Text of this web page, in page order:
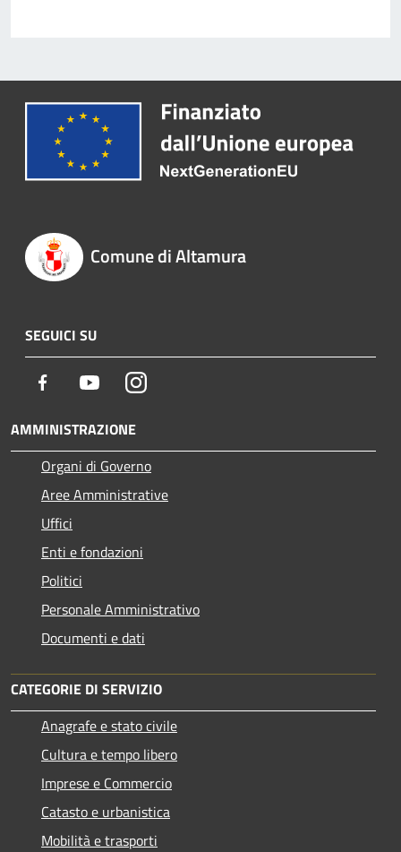
Comune di Altamura
SEGUICI SU
Facebook YoutubeInstagram
AMMINISTRAZIONE
Organi di Governo
Aree Amministrative
Uffici
Enti e fondazioni
Politici
Personale Amministrativo
Documenti e dati
CATEGORIE DI SERVIZIO
Anagrafe e stato civile
Cultura e tempo libero
Imprese e Commercio
Catasto e urbanistica
Mobilità e trasporti